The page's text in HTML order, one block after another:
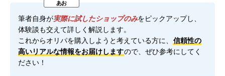
筆者自身が実際に試したショップのみをピックアップし、
体験談も交えて詳しく解説します。
これからオリパを購入しようと考えている方に、 信頼性の
高いリアルな情報をお届けしますので、ぜひ参考にしてく
ださい！